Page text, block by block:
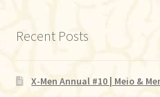
Recent Posts
X-Men Annual #10 | Meio &